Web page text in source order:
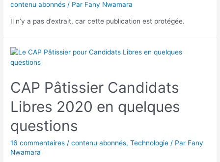
contenu abonnés / Par Fany Nwamara
Il n’y a pas d’extrait, car cette publication est protégée.
CAP Pâtissier Candidats
Libres 2020 en quelques
questions
16 commentaires /contenu abonnés,Technologie / Par Fany
Nwamara